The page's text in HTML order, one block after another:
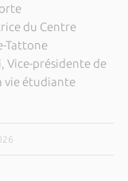
du Centre
Tattone
Vice-présidente de
vie étudiante